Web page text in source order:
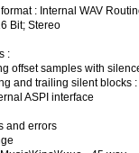
: Internal WAV
Bit; Stereo
:
offset samples with
and trailing silent blocks
ASPI interface
and errors